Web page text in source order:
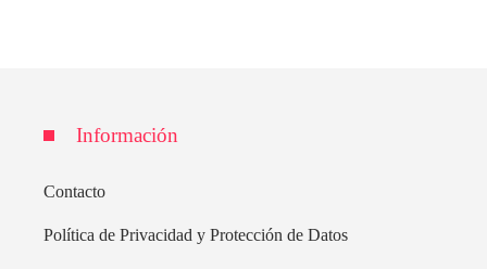
Información
Contacto
Política de Privacidad y Protección de Datos